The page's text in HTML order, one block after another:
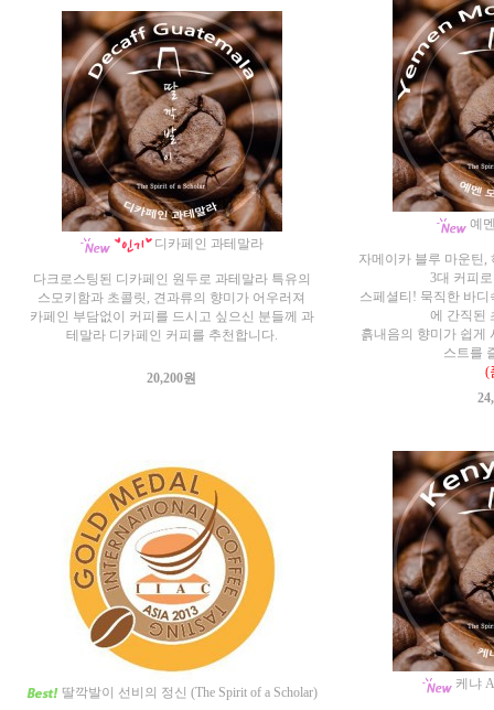
디카페인 과테말라
다크로스팅된 디카페인 원두로 과테말라 특유의
스모키함과 초콜릿, 견과류의 향미가 어우러져
카페인 부담없이 커피를 드시고 싶으신 분들께 과
테말라 디카페인 커피를 추천합니다.
20,200원
예
자메이카 블루 마운틴,
3대 커피
스페셜티! 묵직한 바
에 간직된
흙내음의 향미가 쉽게
스트를
(
딸깍발이 선비의 정신 (The Spirit of a Scholar)
케냐